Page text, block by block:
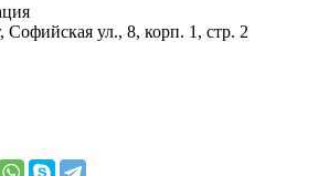
Софийская ул., 8, корп. 1, стр. 2